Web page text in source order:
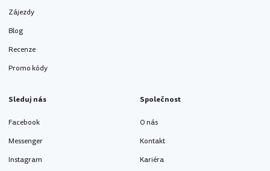
Zájezdy
Blog
Recenze
Promo kódy
Sleduj nás
Facebook
Messenger
Instagram
Společnost
O nás
Kontakt
Kariéra